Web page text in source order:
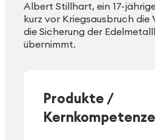
Albert Stillhart, ein 17-
kurz vor Kriegsausbruch
die Sicherung der
übernimmt.
Produkte /